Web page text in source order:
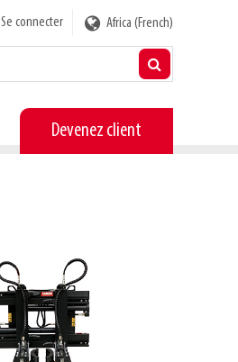
User
account
Se connecter Africa (French)
Devenez client